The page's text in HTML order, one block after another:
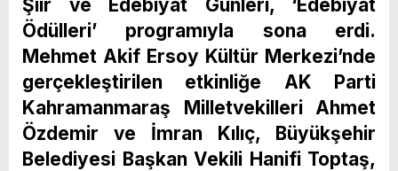
Şiir ve Edebiyat Günleri, ‘Edebiyat
Ödülleri’ programıyla sona erdi.
Mehmet Akif Ersoy Kültür Merkezi’nde
gerçekleştirilen etkinliğe AK Parti
Kahramanmaraş Milletvekilleri Ahmet
Özdemir ve İmran Kılıç, Büyükşehir
Belediyesi Başkan Vekili Hanifi Toptaş,